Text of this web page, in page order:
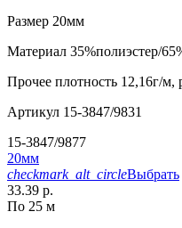
Размер 20мм
Материал 35%полиэстер/
Прочее плотность 12,16г/м,
Артикул 15-3847/9831
15-3847/9877
20мм
checkmark_alt_circleВыбрать
33.39 р.
По 25 м